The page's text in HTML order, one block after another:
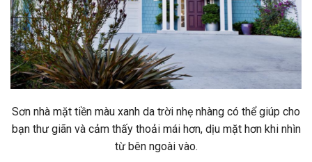
Sơn nhà mặt tiền màu xanh da trời nhẹ nhàng có thể giúp cho
bạn thư giãn và cảm thấy thoải mái hơn, dịu mặt hơn khi nhìn
từ bên ngoài vào.